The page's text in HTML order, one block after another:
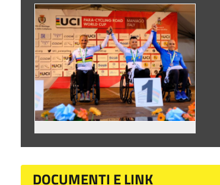
DOCUMENTI E LINK